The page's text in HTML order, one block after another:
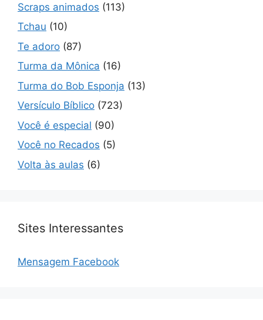
Scraps animados (113)
Tchau (10)
Te adoro (87)
Turma da Mônica (16)
Turma do Bob Esponja (13)
Versículo Bíblico (723)
Você é especial (90)
Você no Recados (5)
Volta às aulas (6)
Sites Interessantes
Mensagem Facebook